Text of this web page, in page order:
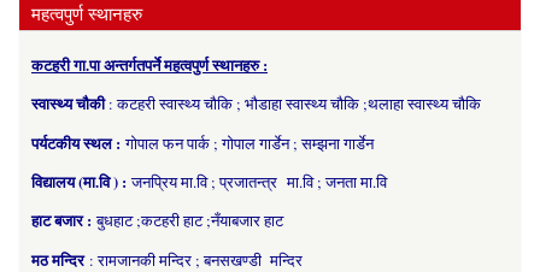
महत्वपुर्ण स्थानहरु
कटहरी गा.पा अन्तर्गतपर्ने महत्वपुर्ण स्थानहरु :
स्वास्थ्य चौकी: कटहरी स्वास्थ्य चौकि ; भौडाहा स्वास्थ्य चौकि ;थलाहा स्वास्थ्य चौकि
पर्यटकीय स्थल :गोपाल फन पार्क ; गोपाल गार्डेन ; सम्झना गार्डेन
विद्यालय (मा.वि ) :जनप्रिय मा.वि ; प्रजातन्त्र मा.वि ; जनता मा.वि
हाट बजार :बुधहाट ;कटहरी हाट ;नँयाबजार हाट
मठ मन्दिर : रामजानकी मन्दिर ; बनसखण्डी मन्दिर